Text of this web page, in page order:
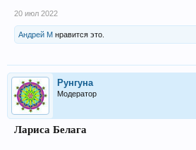
20 июл 2022
Андрей М нравится это.
Рунгуна
Модератор
Лариса Белага